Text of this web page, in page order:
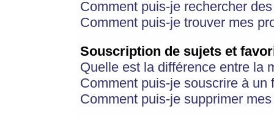
Comment puis-je rechercher
Comment puis-je trouver mes
Souscription de sujets et
Quelle est la différence entre la
Comment puis-je souscrire à
Comment puis-je supprimer